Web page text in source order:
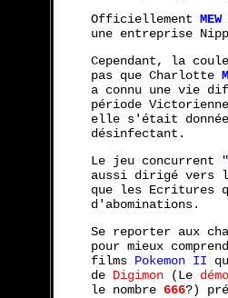
Officiellement MEW
une entreprise
Cependant, la
pas que Charlotte
a connu une vie
période
elle s'était
désinfectant.
Le jeu concurrent "
aussi dirigé vers
que les Ecritures
d'abominations.
Se reporter aux
pour mieux
films Pokemon II
de Digimon (Le
le nombre 666?)